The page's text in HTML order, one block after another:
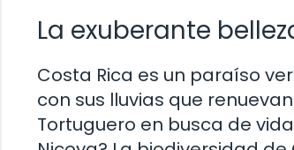
La exuberante
Costa Rica es un paraíso
con sus lluvias que
Tortuguero en busca de